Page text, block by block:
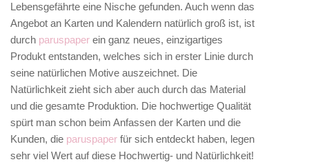
Lebensgefährte eine Nische gefunden. Auch wenn das
Angebot an Karten und Kalendern natürlich groß ist, ist
durch paruspaper ein ganz neues, einzigartiges
Produkt entstanden, welches sich in erster Linie durch
seine natürlichen Motive auszeichnet. Die
Natürlichkeit zieht sich aber auch durch das Material
und die gesamte Produktion. Die hochwertige Qualität
spürt man schon beim Anfassen der Karten und die
Kunden, die paruspaper für sich entdeckt haben, legen
sehr viel Wert auf diese Hochwertig- und Natürlichkeit!